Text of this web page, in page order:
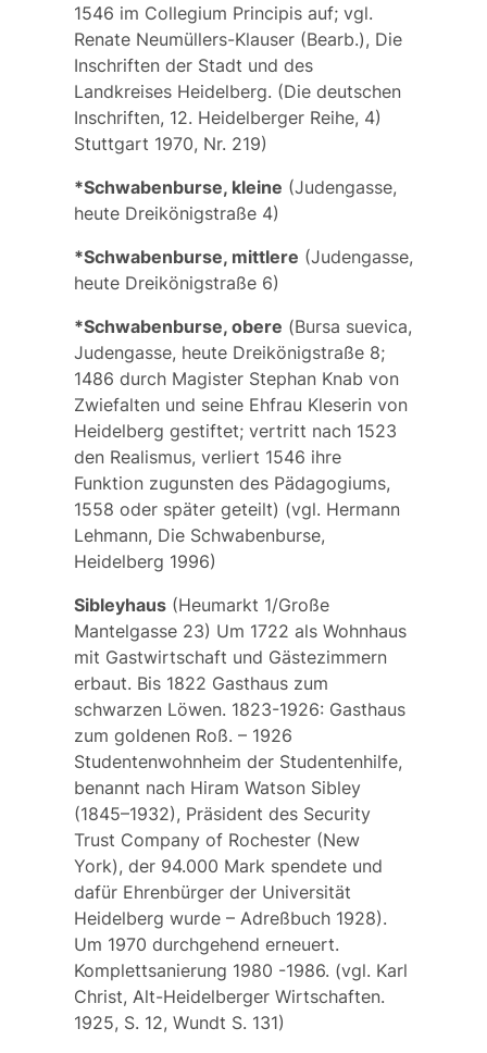
1546 im Collegium Principisauf; vgl.
Renate Neumüllers-Klauser (Bearb.), Die
Inschriften der Stadt und des
Landkreises Heidelberg. (Die deutschen
Inschriften, 12. Heidelberger Reihe, 4)
Stuttgart 1970, Nr. 219)
*Schwabenburse, kleine (Judengasse,
heute Dreikönigstraße 4)
*Schwabenburse, mittlere (Judengasse,
heute Dreikönigstraße 6)
*Schwabenburse, obere (Bursa suevica,
Judengasse, heute Dreikönigstraße 8;
1486 durch Magister Stephan Knab von
Zwiefalten und seine Ehfrau Kleserin von
Heidelberg gestiftet; vertritt nach 1523
den Realismus, verliert 1546 ihre
Funktion zugunsten des Pädagogiums,
1558 oder später geteilt) (vgl. Hermann
Lehmann, Die Schwabenburse,
Heidelberg 1996)
Sibleyhaus(Heumarkt 1/Große
Mantelgasse 23) Um 1722 als Wohnhaus
mit Gastwirtschaft und Gästezimmern
erbaut. Bis 1822 Gasthaus zum
schwarzen Löwen. 1823-1926: Gasthaus
z­um goldenen Roß. – 1926
Studentenwohnheim der Studentenhilfe,
benannt nach Hiram Watson Sibley
(1845–1932), Präsident des Security
Trust Company of Rochester (New
York), der 94.000 Mark spendete und
dafür Ehrenbürger der Universität
Heidelberg wurde – Adreßbuch 1928).
Um 1970 durchgehend erneuert.
Komplettsanierung 1980 -1986. (vgl. Karl
Christ, Alt-Heidelberger Wirtschaften.
1925, S. 12, Wundt S. 131)